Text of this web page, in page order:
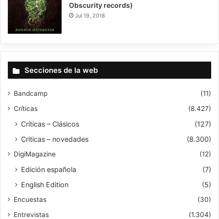
Obscurity records)
Jul 19, 2018
Secciones de la web
Bandcamp
(11)
Críticas
(8.427)
Críticas – Clásicos
(127)
Criticas – novedades
(8.300)
DigiMagazine (12)
Edición española
(7)
English Edition
(5)
Encuestas
(30)
Entrevistas
(1.304)